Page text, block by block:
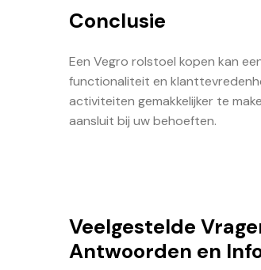
Conclusie
Een Vegro rolstoel kopen kan
functionaliteit en
activiteiten gemakkelijker te
aansluit bij uw behoeften.
Veelgestelde
Antwoorden en